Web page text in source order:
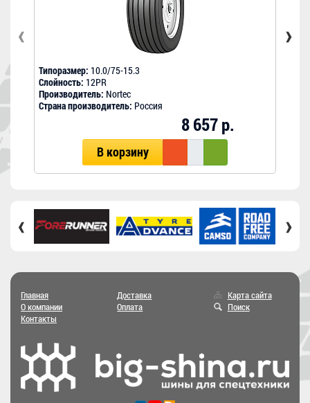
Типоразмер: 10.0/75-15.3
Слойность: 12PR
Производитель: Nortec
Страна производитель: Россия
8 657 р.
В корзину
‹ ›
‹ ›
Главная
О компании
Контакты
Доставка
Оплата
Карта сайта
Поиск